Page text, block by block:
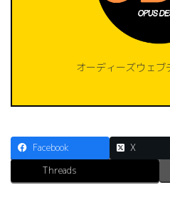
オーディーズウェ
Facebook X
Threads